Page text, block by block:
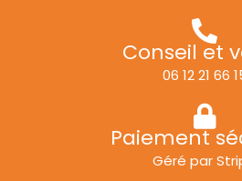
Conseil et
06 12 21 66
Paiement
Géré par